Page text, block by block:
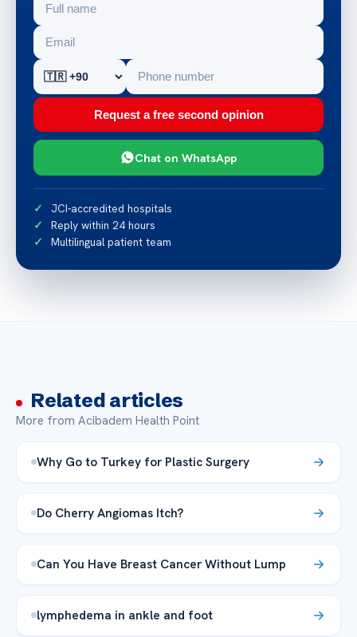
Request a free second opinion
Chat on WhatsApp
JCI-accredited hospitals
Reply within 24 hours
Multilingual patient team
Related articles
More from Acibadem Health Point
Why Go to Turkey for Plastic Surgery
Do Cherry Angiomas Itch?
Can You Have Breast Cancer Without Lump
lymphedema in ankle and foot